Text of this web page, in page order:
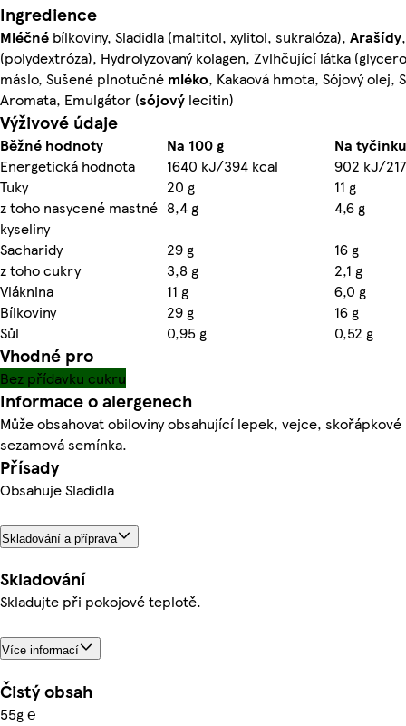
Ingredience
Mléčné bílkoviny, Sladidla (maltitol, xylitol, sukralóza), Arašídy
(polydextróza), Hydrolyzovaný kolagen, Zvlhčující látka
máslo, Sušené plnotučné mléko, Kakaová hmota, Sójový olej,
Aromata, Emulgátor (sójový lecitin)
Výživové údaje
Běžné hodnoty Na 100 g
Na
Energetická hodnota
1640 kJ/394 kcal
902 kJ/
Tuky
20 g
11 g
z toho nasycené mastné
kyseliny
8,4 g
4,6 g
Sacharidy
29 g
16 g
z toho cukry
3,8 g
2,1 g
Vláknina
11 g
6,0 g
Bílkoviny
29 g
16 g
Sůl
0,95 g 0,52 g
Vhodné pro
Bez přídavku cukru
Informace o alergenech
Může obsahovat obiloviny obsahující lepek, vejce, skořápkové
sezamová semínka.
Přísady
Obsahuje Sladidla
Skladování a příprava
Skladování
Skladujte při pokojové teplotě.
Více informací
Čistý obsah
55g ℮